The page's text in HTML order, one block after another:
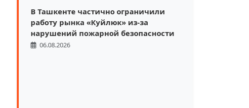
В Ташкенте частично ограничили
работу рынка «Куйлюк» из-за
нарушений пожарной безопасности
06.08.2026